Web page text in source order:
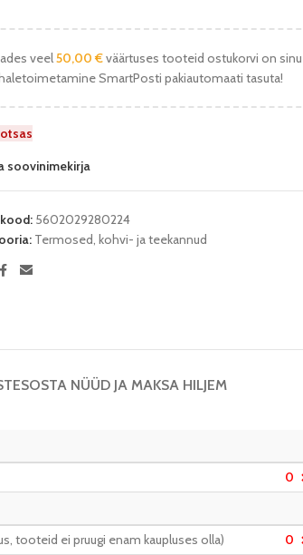
veel50,00 €väärtuses tooteid ostukorvi on
SmartPosti pakiautomaati tasuta!
soovinimekirja
5602029280224
Termosed, kohvi- ja teekannud
OSTA NÜÜD JA MAKSA HILJEM
0
tooteid ei pruugi enam kaupluses olla)
0